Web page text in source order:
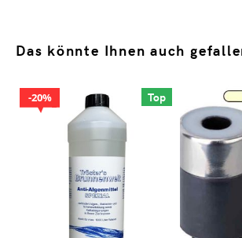
Das könnte Ihnen auch
Top
20%